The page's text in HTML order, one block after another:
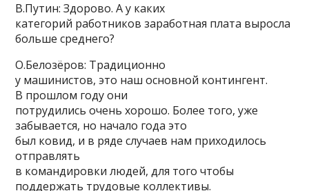
В.Путин: Здорово. А у каких
категорий работников заработная плата выросла
больше среднего?
О.Белозёров: Традиционно
у машинистов, это наш основной контингент.
В прошлом году они
потрудились очень хорошо. Более того, уже
забывается, но начало года это
был ковид, и в ряде случаев нам приходилось
отправлять
в командировки людей, для того чтобы
поддержать трудовые коллективы.